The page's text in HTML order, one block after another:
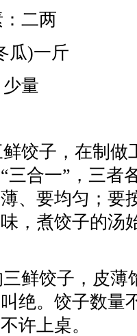
二两
瓜)一斤
量
饺子，在制做
三合一”，三者
、要均匀；要
，煮饺子的汤
鲜饺子，皮
绝。饺子数量
许上桌。